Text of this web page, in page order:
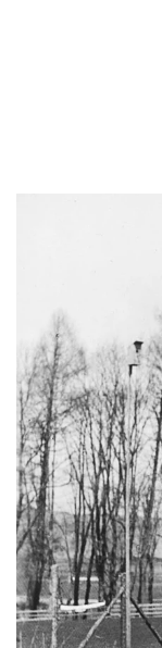
Fahrzeuge
How to Videos